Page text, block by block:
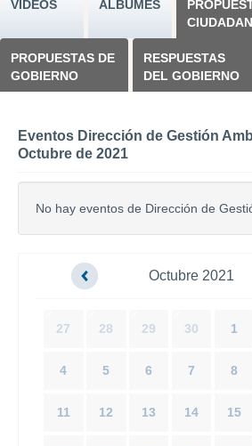
VÍDEOS ÁLBUMES
PROPUESTAS DE
GOBIERNO
RESPUESTAS
DEL GOBIERNO
Eventos Dirección de Gestión
Octubre de 2021
No hay eventos de Dirección de
Octubre 2021
27 28 29 30 1
4 5 6 7 8
11 12 13 14 15